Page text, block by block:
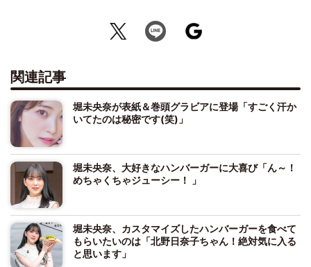
関連記事
堀未央奈が表紙＆巻頭グラビアに登場「すごく汗か
いてたのは秘密です(笑)」
堀未央奈、大好きなハンバーガーに大喜び「ん～！
めちゃくちゃジューシー！ 」
堀未央奈、カスタマイズしたハンバーガーを食べて
もらいたいのは「北野日奈子ちゃん！絶対気に入る
と思います」